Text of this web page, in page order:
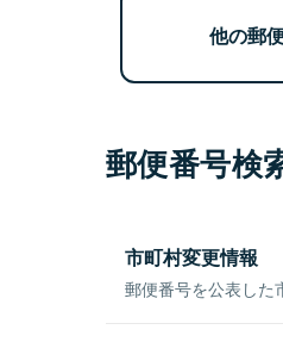
他の郵
郵便番号検
市町村変更情報
郵便番号を公表した